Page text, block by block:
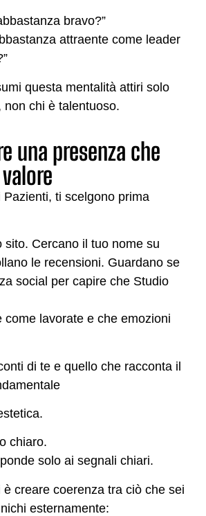
bravo?”
attraente come leader
questa mentalità attiri solo
non chi è talentuoso.
una presenza che
Pazienti, ti scelgono prima
sito. Cercano il tuo nome su
le recensioni. Guardano se
social per capire che Studio
come lavorate e che emozioni
di te e quello che racconta il
chiaro.
solo ai segnali chiari.
è creare coerenza tra ciò che sei
esternamente: